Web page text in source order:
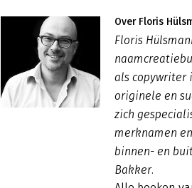
Over Floris
Floris
als copywriter
originele en
zich
merknamen
binnen- en
Bakker.